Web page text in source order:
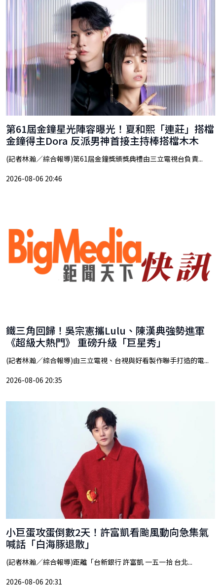
第61屆金鐘星光陣容曝光！夏和熙「連莊」搭檔
金鐘得主Dora 反派男神首接主持棒搭檔木木
(記者林瀚／綜合報導)第61屆金鐘獎頒獎典禮由三立電視台負責...
2026-08-06 20:46
鐵三角回歸！吳宗憲攜Lulu、陳漢典強勢進軍
《超級大熱門》 重磅升級「巨星秀」
(記者林瀚／綜合報導)由三立電視、台視與好看製作聯手打造的電...
2026-08-06 20:35
小巨蛋攻蛋倒數2天！許富凱看颱風動向急集氣
喊話「白海豚退散」
(記者林瀚／綜合報導)距離「台新銀行 許富凱 一五一拾 台北...
2026-08-06 20:31